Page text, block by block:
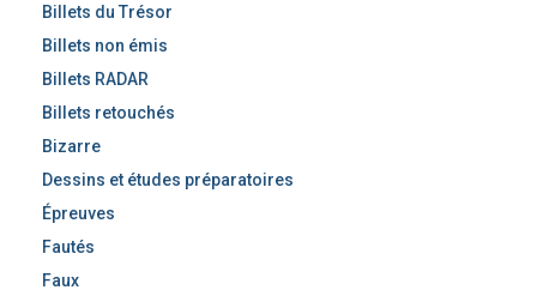
Billets du Trésor
Billets non émis
Billets RADAR
Billets retouchés
Bizarre
Dessins et études préparatoires
Épreuves
Fautés
Faux